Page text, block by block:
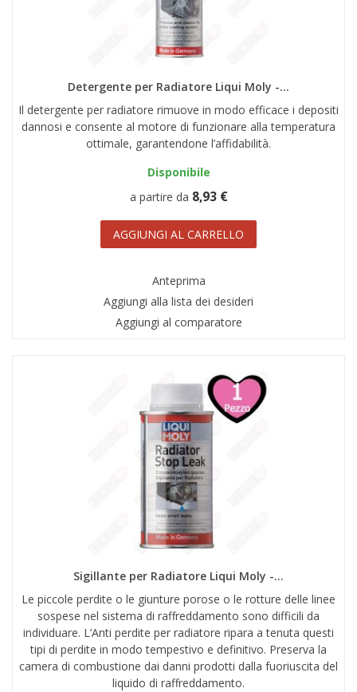
Detergente per Radiatore Liqui Moly -...
Il detergente per radiatore rimuove in modo efficace i depositi
dannosi e consente al motore di funzionare alla temperatura
ottimale, garantendone l’affidabilità.
Disponibile
a partire da 8,93 €
AGGIUNGI AL CARRELLO
Anteprima
Aggiungi alla lista dei desideri
Aggiungi al comparatore
Sigillante per Radiatore Liqui Moly -...
Le piccole perdite o le giunture porose o le rotture delle linee
sospese nel sistema di raffreddamento sono difficili da
individuare. L’Anti perdite per radiatore ripara a tenuta questi
tipi di perdite in modo tempestivo e definitivo. Preserva la
camera di combustione dai danni prodotti dalla fuoriuscita del
liquido di raffreddamento.